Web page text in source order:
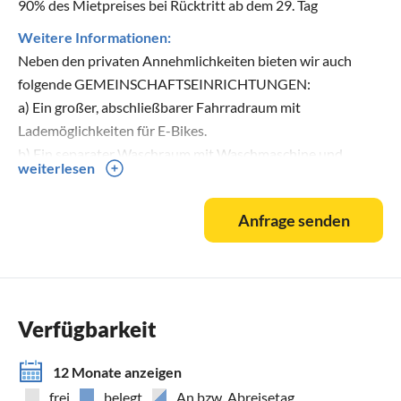
90% des Mietpreises bei Rücktritt ab dem 29. Tag
Weitere Informationen:
Neben den privaten Annehmlichkeiten bieten wir auch
folgende GEMEINSCHAFTSEINRICHTUNGEN:
a) Ein großer, abschließbarer Fahrradraum mit
Lademöglichkeiten für E-Bikes.
b) Ein separater Waschraum mit Waschmaschine und
Trockner. Beide Geräte funktionieren mit Münzautomaten
c) Ein großzügiger Parkplatz, auf dem Ihnen 2 Stellplätze zur
BARRIEREFREIHEIT: Dies ist ein Haus für die ganze
Familie! Das Erdgeschoss mit dem offenen Wohnraum,
weiterlesen
Anfrage senden
Verfügbarkeit
12 Monate anzeigen
frei
belegt An bzw. Abreisetag